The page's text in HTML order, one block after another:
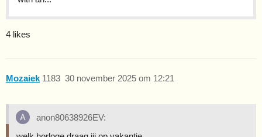
4 likes
Mozaiek 30 november 2025 om 12:21
1183
anon80638926EV: